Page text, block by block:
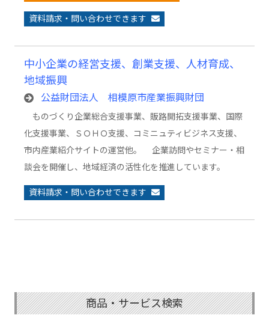
資料請求・問い合わせできます
中小企業の経営支援、創業支援、人材育成、
地域振興
公益財団法人 相模原市産業振興財団
ものづくり企業総合支援事業、販路開拓支援事業、国際
化支援事業、ＳＯＨＯ支援、コミニュティビジネス支援、
市内産業紹介サイトの運営他。 企業訪問やセミナー・相
談会を開催し、地域経済の活性化を推進しています。
資料請求・問い合わせできます
商品・サービス検索